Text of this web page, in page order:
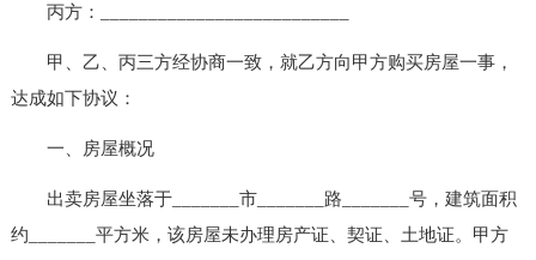
丙方：__________________________
甲、乙、丙三方经协商一致，就乙方向甲方购买房屋一事，
达成如下协议：
一、房屋概况
出卖房屋坐落于_______市_______路_______号，建筑面积
约_______平方米，该房屋未办理房产证、契证、土地证。甲方